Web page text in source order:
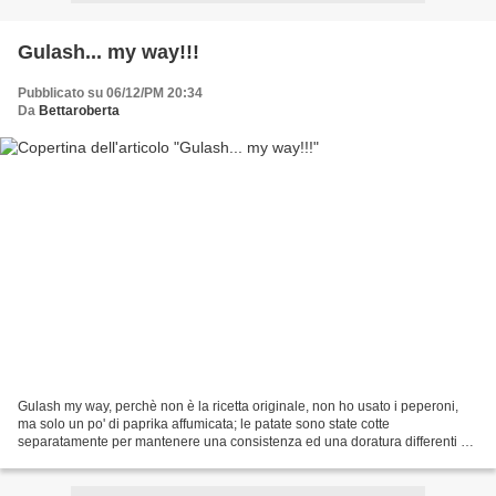
Gulash... my way!!!
Pubblicato su 06/12/PM 20:34
Da Bettaroberta
Gulash my way, perchè non è la ricetta originale, non ho usato i peperoni,
ma solo un po' di paprika affumicata; le patate sono state cotte
separatamente per mantenere una consistenza ed una doratura differenti e